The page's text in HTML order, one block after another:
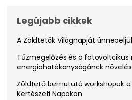
Legújabb cikkek
A Zöldtetők Világnapját
Tűzmegelőzés és a fotovoltaikus
energiahatékonyságának
Zöldtető bemutató workshopok a
Kertészeti Napokon